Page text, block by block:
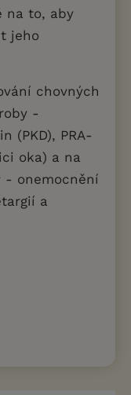
na to, aby
jeho
chovných
-
(PKD), PRA-
oka) a na
- onemocnění
a